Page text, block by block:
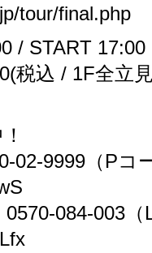
tour/final.php
/ START 17:00
税込 / 1F全立
9999（Pコ
084-003（